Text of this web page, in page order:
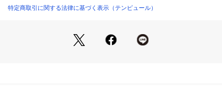
【原産国】ウクライナ
特定商取引に関する法律に基づく表示（テンピュール）